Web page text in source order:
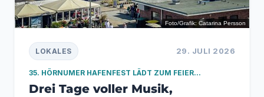
Foto/Grafik: Catarina Persson
29. JULI 2026
LOKALES
35. HÖRNUMER HAFENFEST LÄDT ZUM FEIER...
Drei Tage voller Musik,